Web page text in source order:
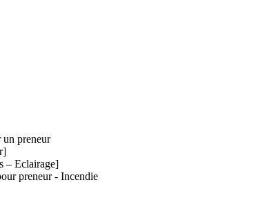
un preneur
– Eclairage]
preneur - Incendie